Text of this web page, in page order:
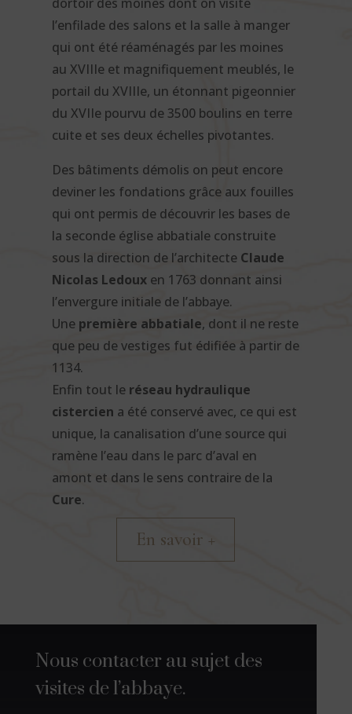
l’enfilade des salons et la salle à manger
qui ont été réaménagés par les moines
au XVIIIe et magnifiquement meublés, le
portail du XVIIIe, un étonnant pigeonnier
du XVIIe pourvu de 3500 boulins en terre
cuite et ses deux échelles pivotantes.
Des bâtiments démolis on peut encore
deviner les fondations grâce aux fouilles
qui ont permis de découvrir les bases de
la seconde église abbatiale construite
sous la direction de l’architecte Claude
Nicolas Ledoux en 1763 donnant ainsi
l’envergure initiale de l’abbaye.
Une première abbatiale, dont il ne reste
que peu de vestiges fut édifiée à partir de
1134.
Enfin tout le réseau hydraulique
cistercien a été conservé avec, ce qui est
unique, la canalisation d’une source qui
ramène l’eau dans le parc d’aval en
amont et dans le sens contraire de la
Cure.
En savoir +
Nous contacter au sujet des
visites de l’abbaye.